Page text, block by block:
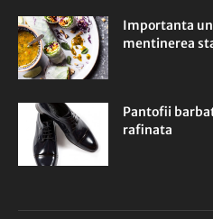
Importanta
mentinerea
Pantofii
rafinata